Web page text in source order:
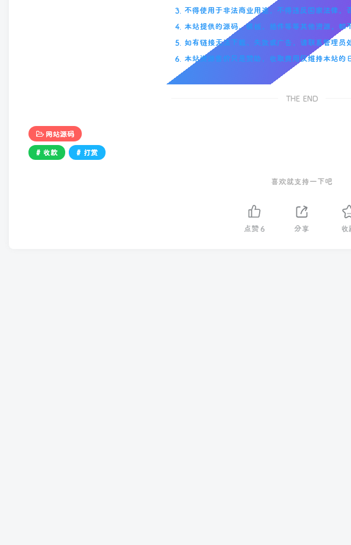
3. 不得使用于非法商业用途，不得违反国家法律。
4. 本站提供的源码、模板、插件等等其他资源，都
5. 如有链接无法下载、失效或广告，请联系管理员
6. 本站资源售价只是赞助，收取费用仅维持本站的
THE END
网站源码
# 收款
# 打赏
喜欢就支持一下吧
点赞 6 分享 收